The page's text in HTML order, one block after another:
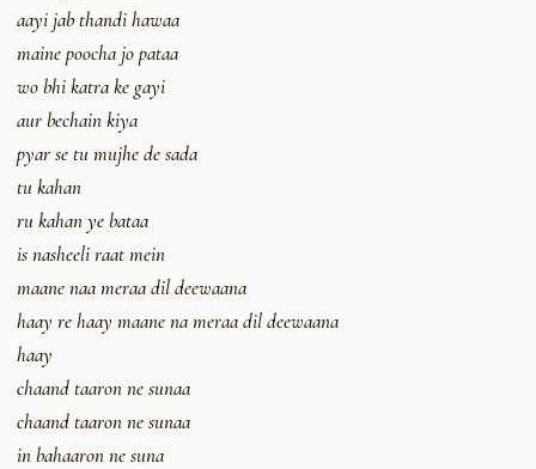
aayi jab thandi hawaa
maine poocha jo pataa
wo bhi katra ke gayi
aur bechain kiya
pyar se tu mujhe de sada
tu kahan
ru kahan ye bataa
is nasheeli raat mein
maane naa meraa dil deewaana
haay re haay maane na meraa dil deewaana
haay
chaand taaron ne sunaa
chaand taaron ne sunaa
in bahaaron ne suna